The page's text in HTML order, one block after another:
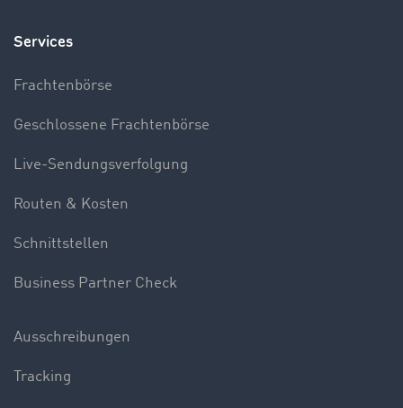
Services
Frachtenbörse
Geschlossene Frachtenbörse
Live-Sendungsverfolgung
Routen & Kosten
Schnittstellen
Business Partner Check
Ausschreibungen
Tracking